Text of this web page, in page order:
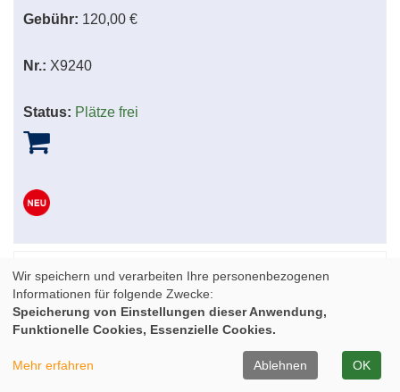
Gebühr: 120,00 €
Nr.: X9240
Status: Plätze frei
Drechselkurs für Einsteiger/innen
Wann: Sa. 26.09.2026
Wir speichern und verarbeiten Ihre personenbezogenen
Informationen für folgende Zwecke:
Speicherung von Einstellungen dieser Anwendung,
Funktionelle Cookies, Essenzielle Cookies.
Mehr erfahren Ablehnen OK